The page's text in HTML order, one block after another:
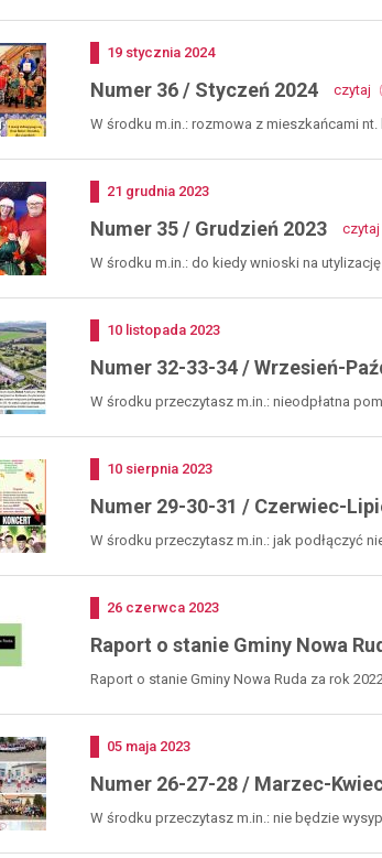
Dodano
19 stycznia 2024
Numer 36 / Styczeń 2024 czytaj
W środku m.in.: rozmowa z mieszkańcami
Dodano
21 grudnia 2023
Numer 35 / Grudzień 2023 czytaj
W środku m.in.: do kiedy wnioski na
Dodano
10 listopada 2023
Numer 32-33-34 / Wrzesień-
W środku przeczytasz m.in.: nieodpłatna
Dodano
10 sierpnia 2023
Numer 29-30-31 / Czerwiec-
W środku przeczytasz m.in.: jak podłączyć
Dodano
26 czerwca 2023
Raport o stanie Gminy Nowa
Raport o stanie Gminy Nowa Ruda za rok
Dodano
05 maja 2023
Numer 26-27-28 / Marzec-
W środku przeczytasz m.in.: nie będzie